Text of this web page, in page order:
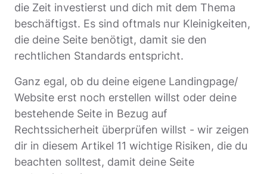
die Zeit investierst und dich mit dem Thema
beschäftigst. Es sind oftmals nur Kleinigkeiten,
die deine Seite benötigt, damit sie den
rechtlichen Standards entspricht.
Ganz egal, ob du deine eigene Landingpage/
Website erst noch erstellen willst oder deine
bestehende Seite in Bezug auf
Rechtssicherheit überprüfen willst - wir zeigen
dir in diesem Artikel 11 wichtige Risiken, die du
beachten solltest, damit deine Seite